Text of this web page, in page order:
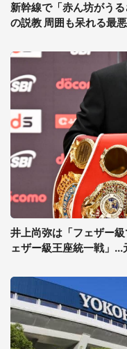
新幹線で「赤ん坊がう
の説教 周囲も呆れる最
井上尚弥は「フェザー
ェザー級王座統一戦」